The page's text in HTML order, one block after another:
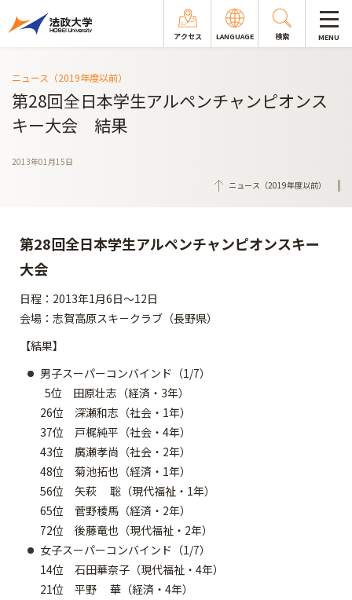
アクセス LANGUAGE 検索 MENU
ニュース（2019年度以前）
第28回全日本学生アルペンチャンピオンス
キー大会 結果
2013年01月15日
ニュース（2019年度以前）
第28回全日本学生アルペンチャンピオンスキー
大会
日程：2013年1月6日～12日
会場：志賀高原スキ－クラブ（長野県）
【結果】
男子スーパーコンバインド（1/7）
5位 田原壮志（経済・3年）
26位 深瀬和志（社会・1年）
37位 戸梶純平（社会・4年）
43位 廣瀬孝尚（社会・2年）
48位 菊池拓也（経済・1年）
56位 矢萩 聡（現代福祉・1年）
65位 菅野稜馬（経済・2年）
72位 後藤竜也（現代福祉・2年）
女子スーパーコンバインド（1/7）
14位 石田華奈子（現代福祉・4年）
21位 平野 華（経済・4年）